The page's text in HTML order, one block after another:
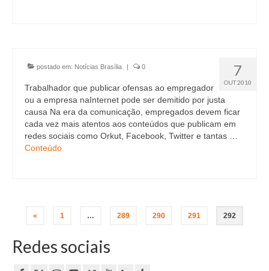
7
OUT 2010
postado em: Notícias Brasília | 0
Trabalhador que publicar ofensas ao empregador
ou a empresa naInternet pode ser demitido por justa
causa Na era da comunicação, empregados devem ficar
cada vez mais atentos aos conteúdos que publicam em
redes sociais como Orkut, Facebook, Twitter e tantas …
Conteúdo
Paginação
de
posts
« 1 … 289 290 291 292
Redes sociais